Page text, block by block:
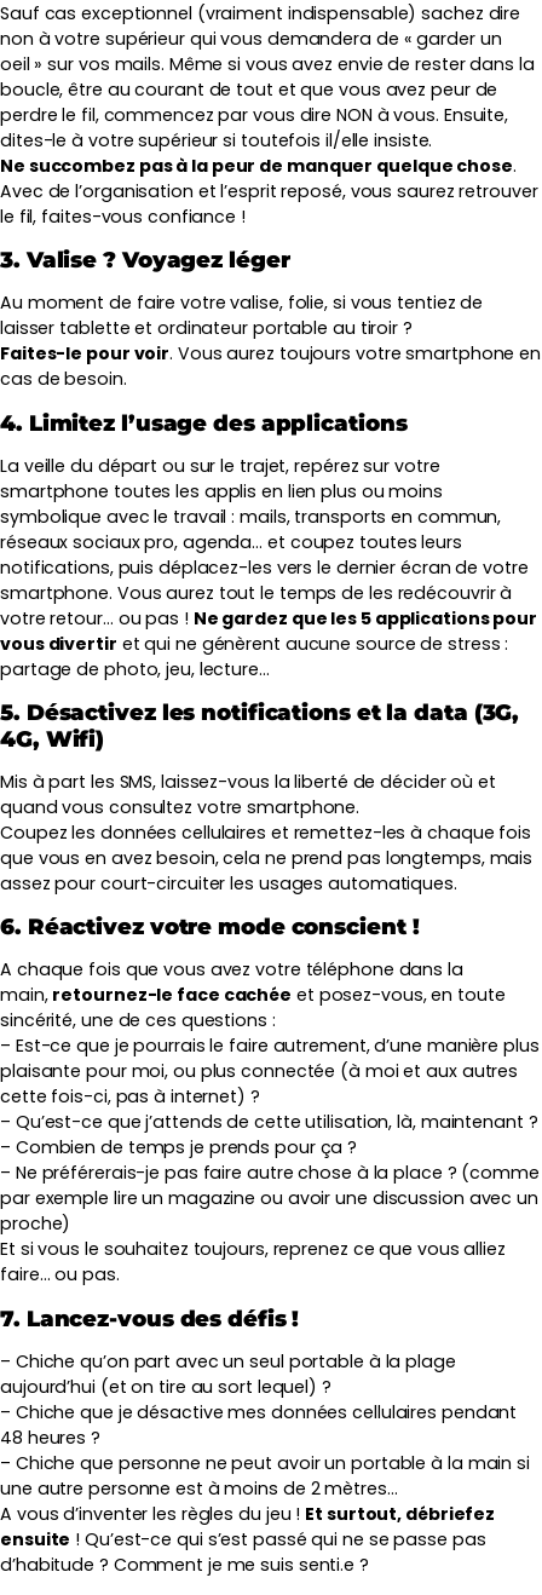
Sauf cas exceptionnel (vraiment indispensable) sachez dire
non à votre supérieur qui vous demandera de « garder un
oeil » sur vos mails. Même si vous avez envie de rester dans la
boucle, être au courant de tout et que vous avez peur de
perdre le fil, commencez par vous dire NON à vous. Ensuite,
dites-le à votre supérieur si toutefois il/elle insiste.
Ne succombez pas à la peur de manquer quelque chose.
Avec de l’organisation et l’esprit reposé, vous saurez retrouver
le fil, faites-vous confiance !
3. Valise ? Voyagez léger
Au moment de faire votre valise, folie, si vous tentiez de
laisser tablette et ordinateur portable au tiroir ?
Faites-le pour voir. Vous aurez toujours votre smartphone en
cas de besoin.
4. Limitez l’usage des applications
La veille du départ ou sur le trajet, repérez sur votre
smartphone toutes les applis en lien plus ou moins
symbolique avec le travail : mails, transports en commun,
réseaux sociaux pro, agenda… et coupez toutes leurs
notifications, puis déplacez-les vers le dernier écran de votre
smartphone. Vous aurez tout le temps de les redécouvrir à
votre retour… ou pas ! Ne gardez que les 5 applications pour
vous divertir et qui ne génèrent aucune source de stress :
partage de photo, jeu, lecture…
5. Désactivez les notifications et la data (3G,
4G, Wifi)
Mis à part les SMS, laissez-vous la liberté de décider où et
quand vous consultez votre smartphone.
Coupez les données cellulaires et remettez-les à chaque fois
que vous en avez besoin, cela ne prend pas longtemps, mais
assez pour court-circuiter les usages automatiques.
6. Réactivez votre mode conscient !
A chaque fois que vous avez votre téléphone dans la
main, retournez-le face cachée et posez-vous, en toute
sincérité, une de ces questions :
– Est-ce que je pourrais le faire autrement, d’une manière plus
plaisante pour moi, ou plus connectée (à moi et aux autres
cette fois-ci, pas à internet) ?
– Qu’est-ce que j’attends de cette utilisation, là, maintenant ?
– Combien de temps je prends pour ça ?
– Ne préférerais-je pas faire autre chose à la place ? (comme
par exemple lire un magazine ou avoir une discussion avec un
proche)
Et si vous le souhaitez toujours, reprenez ce que vous alliez
faire… ou pas.
7. Lancez-vous des défis !
– Chiche qu’on part avec un seul portable à la plage
aujourd’hui (et on tire au sort lequel) ?
– Chiche que je désactive mes données cellulaires pendant
48 heures ?
– Chiche que personne ne peut avoir un portable à la main si
une autre personne est à moins de 2 mètres…
A vous d’inventer les règles du jeu ! Et surtout, débriefez
ensuite ! Qu’est-ce qui s’est passé qui ne se passe pas
d’habitude ? Comment je me suis senti.e ?